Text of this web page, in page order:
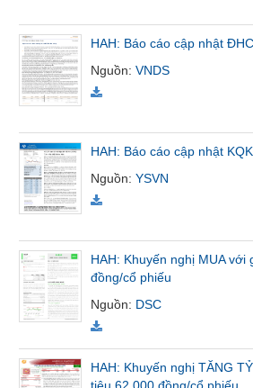
HAH: Báo cáo cập nhật
Nguồn:VNDS
HAH: Báo cáo cập nhật
Nguồn:YSVN
HAH: Khuyến nghị MUA với
đồng/cổ phiếu
Nguồn: DSC
HAH: Khuyến nghị TĂNG
Mã
chứng
khoán
(-)
Tất cả Cổ phiếu Chỉ số
Lãnh
đạo
Tất cả Người nội bộ Người
Tin
tức
(-)